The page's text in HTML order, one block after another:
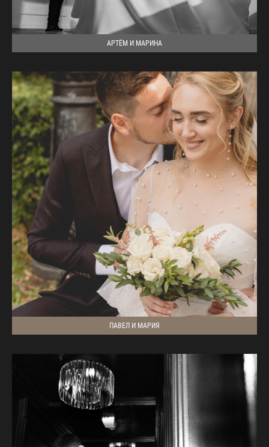
АРТЁМ И МАРИНА
ПАВЕЛ И МАРИЯ